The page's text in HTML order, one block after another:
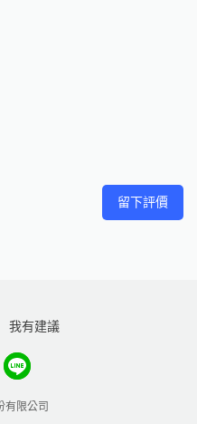
留下評價
我有建議
有限公司